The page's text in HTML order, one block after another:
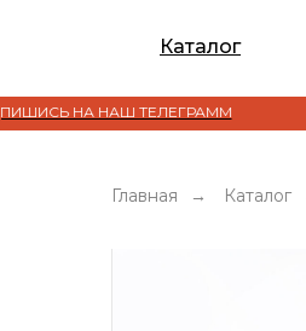
Каталог
НАШ ТЕЛЕГРАММ
Главная → Каталог